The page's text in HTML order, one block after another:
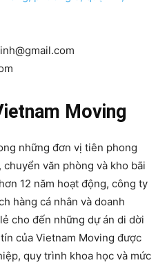
Moving
những đơn vị tiên phong
văn phòng và kho bãi
12 năm hoạt động, công ty
hàng cá nhân và doanh
cho đến những dự án di dời
của Vietnam Moving được
quy trình khoa học và mức